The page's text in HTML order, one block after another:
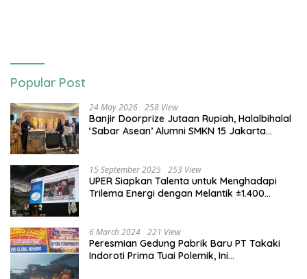
Popular Post
24 May 2026 258 View
Banjir Doorprize Jutaan Rupiah, Halalbihalal
‘Sabar Asean’ Alumni SMKN 15 Jakarta
15 September 2025 253 View
UPER Siapkan Talenta untuk Menghadapi
Trilema Energi dengan Melantik ±1.400
6 March 2024 221 View
Peresmian Gedung Pabrik Baru PT Takaki
Indoroti Prima Tuai Polemik, Ini